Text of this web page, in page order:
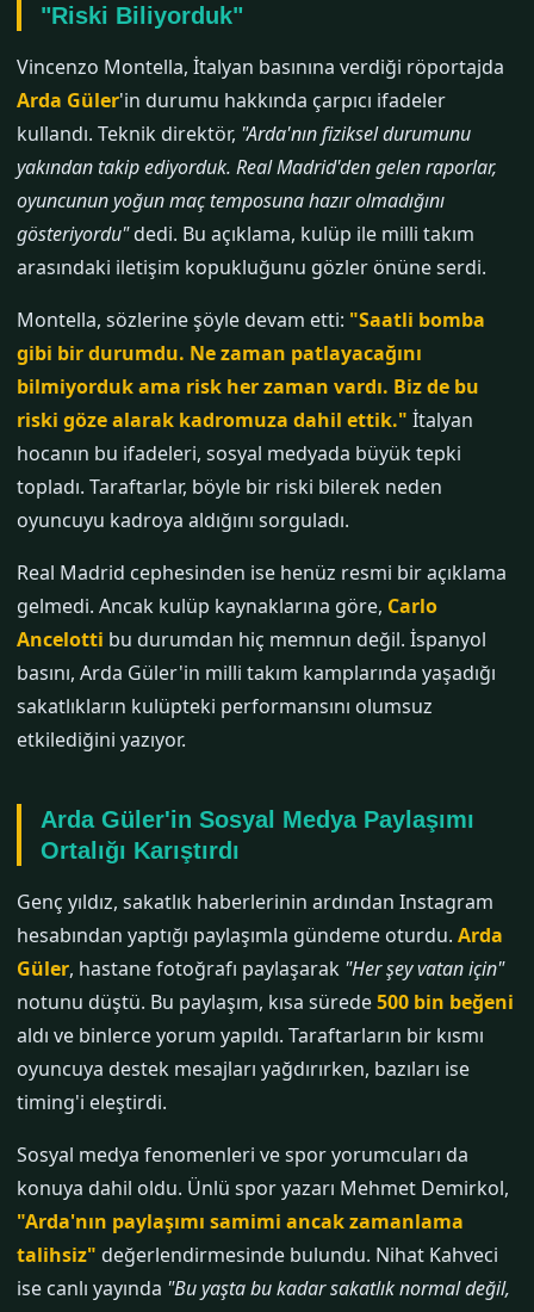
"Riski Biliyorduk"
Vincenzo Montella, İtalyan basınına verdiği röportajda
Arda Güler'in durumu hakkında çarpıcı ifadeler
kullandı. Teknik direktör, "Arda'nın fiziksel durumunu
yakından takip ediyorduk. Real Madrid'den gelen raporlar,
oyuncunun yoğun maç temposuna hazır olmadığını
gösteriyordu"dedi. Bu açıklama, kulüp ile milli takım
arasındaki iletişim kopukluğunu gözler önüne serdi.
Montella, sözlerine şöyle devam etti: "Saatli bomba
gibi bir durumdu. Ne zaman patlayacağını
bilmiyorduk ama risk her zaman vardı. Biz de bu
riski göze alarak kadromuza dahil ettik." İtalyan
hocanın bu ifadeleri, sosyal medyada büyük tepki
topladı. Taraftarlar, böyle bir riski bilerek neden
oyuncuyu kadroya aldığını sorguladı.
Real Madrid cephesinden ise henüz resmi bir açıklama
gelmedi. Ancak kulüp kaynaklarına göre, Carlo
Ancelotti bu durumdan hiç memnun değil. İspanyol
basını, Arda Güler'in milli takım kamplarında yaşadığı
sakatlıkların kulüpteki performansını olumsuz
etkilediğini yazıyor.
Arda Güler'in Sosyal Medya Paylaşımı
Ortalığı Karıştırdı
Genç yıldız, sakatlık haberlerinin ardından Instagram
hesabından yaptığı paylaşımla gündeme oturdu. Arda
Güler, hastane fotoğrafı paylaşarak "Her şey vatan için"
notunu düştü. Bu paylaşım, kısa sürede500 bin beğeni
aldı ve binlerce yorum yapıldı. Taraftarların bir kısmı
oyuncuya destek mesajları yağdırırken, bazıları ise
timing'i eleştirdi.
Sosyal medya fenomenleri ve spor yorumcuları da
konuya dahil oldu. Ünlü spor yazarı Mehmet Demirkol,
"Arda'nın paylaşımı samimi ancak zamanlama
talihsiz" değerlendirmesinde bulundu. Nihat Kahveci
ise canlı yayında "Bu yaşta bu kadar sakatlık normal değil,